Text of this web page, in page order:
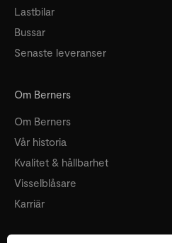
Lastbilar
Bussar
Senaste leveranser
Om Berners
Om Berners
Vår historia
Kvalitet & hållbarhet
Visselblåsare
Karriär